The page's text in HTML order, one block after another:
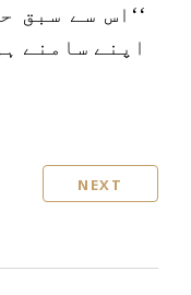
‘‘اس سے سبق
اپنے سامنے
NEXT